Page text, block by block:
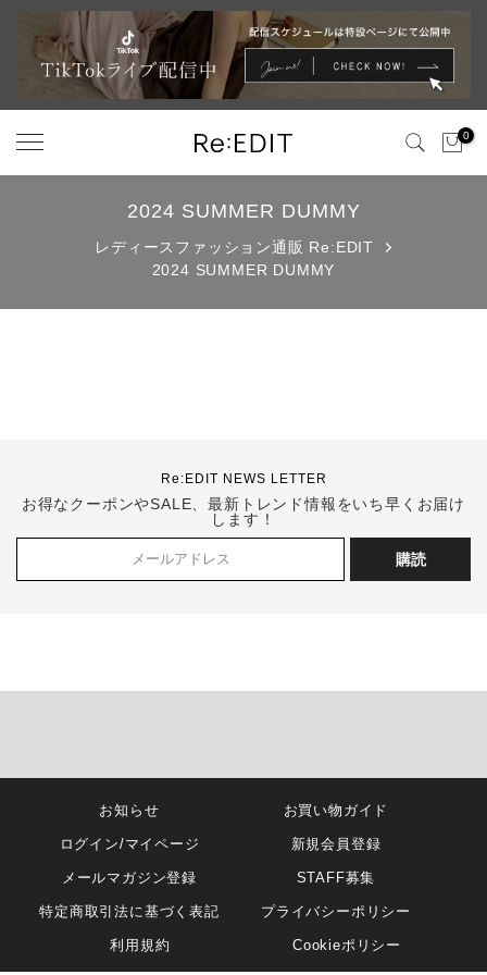
0
2024 SUMMER DUMMY
レディースファッション通販 Re:EDIT
2024 SUMMER DUMMY
Re:EDIT NEWS LETTER
お得なクーポンやSALE、最新トレンド情報をいち早くお届け
します！
購読
お知らせ お買い物ガイド
ログイン/マイページ 新規会員登録
メールマガジン登録 STAFF募集
特定商取引法に基づく表記 プライバシーポリシー
利用規約 Cookieポリシー